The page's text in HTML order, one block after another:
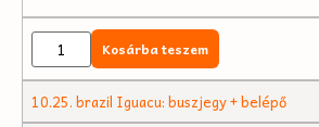
Kosárba teszem
10.25. brazil Iguacu: buszjegy + belépő